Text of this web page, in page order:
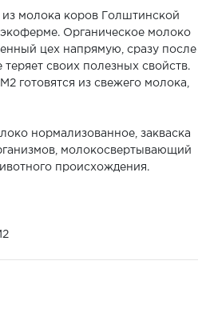
из молока коров Голштинской
Органическое молоко
цех напрямую, сразу после
теряет своих полезных свойств.
готовятся из свежего молока,
нормализованное, закваска
молокосвертывающий
происхождения.